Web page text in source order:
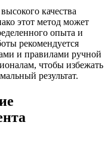
качества
этот метод может
опыта и
рекомендуется
и правилами ручной
чтобы избежать
результат.